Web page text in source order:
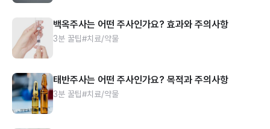
백옥주사는 어떤 주사인가요? 효과와 주의사항
3분 꿀팁#치료/약물
태반주사는 어떤 주사인가요? 목적과 주의사항
3분 꿀팁#치료/약물